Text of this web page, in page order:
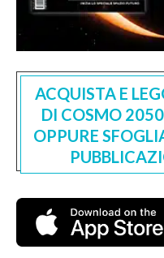
ACQUISTA E
DI COSMO
OPPURE